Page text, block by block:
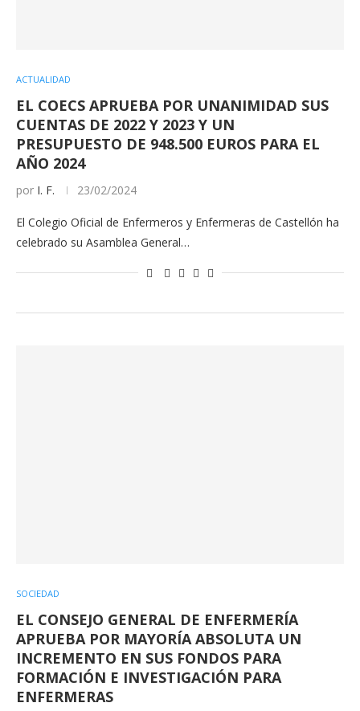
ACTUALIDAD
EL COECS APRUEBA POR UNANIMIDAD SUS
CUENTAS DE 2022 Y 2023 Y UN
PRESUPUESTO DE 948.500 EUROS PARA EL
AÑO 2024
por I. F. 23/02/2024
El Colegio Oficial de Enfermeros y Enfermeras de Castellón ha
celebrado su Asamblea General…
SOCIEDAD
EL CONSEJO GENERAL DE ENFERMERÍA
APRUEBA POR MAYORÍA ABSOLUTA UN
INCREMENTO EN SUS FONDOS PARA
FORMACIÓN E INVESTIGACIÓN PARA
ENFERMERAS